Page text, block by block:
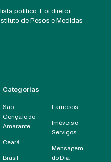
político. Foi diretor
de Pesos e Medidas
Categorias
São
Gonçalo do
Amarante
Ceará
Brasil
Famosos
Imóveis e
Serviços
Mensagem
do Dia